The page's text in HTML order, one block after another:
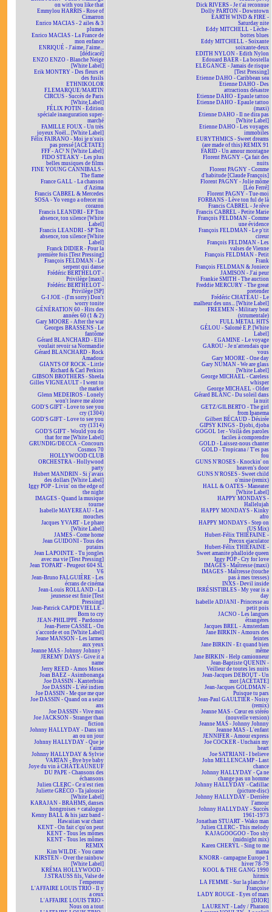
on with you like that
Emmylou HARRIS - Rose of
Cimarron
Enrico MACIAS - 2 ailes & 3
plumes
Enrico MACIAS - La France de
mon enfance
ENRIQUÉ - J'aime, J'aime...
[dédicacé]
ENZO ENZO - Blanche Neige
[White Label]
Erik MONTRY - Des fleurs et
des fusils
ETHNIKOLOR
F.LEMARQUE/MARTIN
CIRCUS - Succès de Paris
[White Label]
FÉLIX POTIN - Édition
spéciale inauguration super-
marché
FAMILLE FOUX - Un très
joyeux Noël... [White Label]
Félix FAIRANO - Moi je n'suis
pas pressé [ACÉTATE]
FFF - AC² N [White Label]
FIDO STEAKY - Les plus
belles musiques de films
FINE YOUNG CANNIBALS -
The flame
France GALL - La chanson
d'Azima
Francis CABREL & Mercedes
SOSA - Yo vengo a ofrecer mi
corazon
Francis LEANDRI - EP Ton
absence, ton silence [White
Label]
Francis LEANDRI - SP Ton
absence, ton silence [White
Label]
Franck DIDIER - Pour la
première fois [Test Pressing]
François FELDMAN - Le
serpent qui danse
Frédéric BERTHELOT -
Privilège [maxi]
Frédéric BERTHELOT -
Privilège [SP]
G-I JOE - (I'm sorry) Don't
worry tonite
GÉNÉRATION 60 - Hits des
années 60 (1 & 2)
Gary MOORE - After the war
Georges BRASSENS - Le
fantôme
Gérard BLANCHARD - Elle
voulait revoir sa Normandie
Gérard BLANCHARD - Rock
Amadour
GIANTS OF ROCK - Little
Richard & Carl Perkins
GIBSON BROTHERS - Sheela
Gilles VIGNEAULT - I went to
the market
Glenn MEDEIROS - Lonely
won't leave me alone
GOD'S GIFT - Love to see you
cry (1304)
GOD'S GIFT - Love to see you
cry (1314)
GOD'S GIFT - Would you do
that for me [White Label]
GRUNDIG/DECCA - Concours
Cosmos 70
HOLLYWOOD CLUB
ORCHESTRA - Hollywood
party
Hubert MANDRIN - Si j'avais
des dollars [White Label]
Iggy POP - Livin' on the edge of
the night
IMAGES - Quand la musique
tourne
Isabelle MAYEREAU - Les
mouches
Jacques YVART - Le phare
[White Label]
JAMES - Come home
Jean GUIDONI - Tous des
putains
Jean LAPOINTE - Tu jongles
avec ma vie [Test Pressing]
Jean TOPART - Peugeot 604 SL
V6
Jean-Bruno FALGUIÈRE - Les
écrans de cinéma
Jean-Louis ROLLAND - La
jeunesse est finie [Test
Pressing]
Jean-Patrick CAPDEVIELLE -
Born to cry
JEAN-PHILIPPE - Pardonne
Jean-Pierre CASSEL - On
s'accorde et on [White Label]
Jeane MANSON - Les larmes
aux yeux
Jeanne MAS - Johnny Johnny ²
JEREMY DAYS - Give it a
name
Jerry REED - Amos Moses
Joan BAEZ - Asimbonanga
Joe DASSIN - Kanterbräu
Joe DASSIN - L'été indien
Joe DASSIN - Me que me que
Joe DASSIN - Quand on a seize
ans
Joe DASSIN - Vive moi
Joe JACKSON - Stranger than
fiction
Johnny HALLYDAY - Dans un
an ou un jour
Johnny HALLYDAY - Que je
t'aime
Johnny HALLYDAY & Sylvie
VARTAN - Bye bye baby
Joye du vin à CHÂTEAUNEUF
DU PAPE - Chansons des
échansons
Julien CLERC - Ce n'est rien
Juliette GRÉCO - Ta jalousie
[White Label]
KARAJAN - BRAHMS, danses
hongroises + catalogue
Kenny BALL & his jazz band -
Hawaiian war chant
KENT - On fait c'qu'on peut
KENT - Tous les mômes
KENT - Tous les mômes
REMIX
Kim WILDE - You came
KIRSTEN - Over the rainbow
[White Label]
KRÉMA HOLLYWOOD -
J.STRAUSS fils, Valse de
l'empereur
L'AFFAIRE LOUIS TRIO - Il y
a ceux
L'AFFAIRE LOUIS TRIO -
Nous on a tout
Dick RIVERS - Je t'ai reconnue
Dolly PARTON - Downtown
EARTH WIND & FIRE -
Saturday nite
Eddy MITCHELL - Lèche-
bottes blues
Eddy MITCHELL - Soixante
soixante-deux
EDITH NYLON - Edith Nylon
Edouard BAER - La bostella
ELEGANCE - Jamais de risque
[Test Pressing]
Etienne DAHO - Caribbean sea
Etienne DAHO - Des
attractions désastre
Etienne DAHO - Epaule tattoo
Etienne DAHO - Epaule tattoo
(maxi)
Etienne DAHO - Il ne dira pas
[White Label]
Etienne DAHO - Les voyages
immobiles
EURYTHMICS - Sweet dreams
(are made of this) REMIX 91
FARID - Un amour montagne
Florent PAGNY - Ça fait des
nuits
Florent PAGNY - Comme
d'habitude [Claude François]
Florent PAGNY - Jolie môme
[Léo Ferré]
Florent PAGNY - Tue-moi
FORBANS - Lève ton ful de là
Francis CABREL - Je rêve
Francis CABREL - Petite Marie
François FELDMAN - Comme
une évidence
François FELDMAN - Le p'tit
cireur
François FELDMAN - Les
valses de Vienne
François FELDMAN - Petit
Frank
François FELDMAN & Joniece
JAMISON - J'ai peur
Frankie SMITH - The auction
Freddie MERCURY - The great
pretender
Frédéric CHATEAU - Le
malheur des uns... [White Label]
FREEMEN - Military beat
(strumentale)
FULL METAL HITS
GÉLOU - Salomé E.P. [White
Label]
GAMINE - Le voyage
GAROU - Je n'attendais que
vous
Gary MOORE - One day
Gary NUMAN - We are glass
[White Label]
George MICHAEL - Careless
whisper
George MICHAEL - Older
Gérard BLANC - Du soleil dans
la nuit
GETZ/GILBERTO - The girl
from Ipanema
Gilbert BÉCAUD - Désirée
GIPSY KINGS - Djobi, djoba
GOGOL 1er - Voilà des paroles
faciles à comprendre
GOLD - Laissez-nous chanter
GOLD - Tropicana / T'es pas
fou
GUNS N'ROSES - Knockin' on
heaven's door
GUNS N'ROSES - Sweet child
o'mine (remix)
HALL & OATES - Maneater
[White Label]
HAPPY MONDAYS -
Hallelujah
HAPPY MONDAYS - Kinky
afro
HAPPY MONDAYS - Step on
(US Mix)
Hubert-Félix THIÉFAINE -
Precox ejaculator
Hubert-Félix THIÉFAINE -
Sweet amanite phalloïde queen
Iggy POP - Cry for love
IMAGES - Maîtresse (maxi)
IMAGES - Maîtresse (touche
pas à mes tresses)
INXS - Devil inside
IRRÉSISTIBLES - My year is a
day
Isabelle ADJANI - Princesse au
petit pois
JACNO - Les langues
étrangères
Jacques BREL - Amsterdam
Jane BIRKIN - Amours des
feintes
Jane BIRKIN - Et quand bien
même
Jane BIRKIN - Help camionneur
Jean-Baptiste QUENIN -
Veilleur de toutes les nuits
Jean-Jacques DEBOUT - Un
mot [ACÉTATE]
Jean-Jacques GOLDMAN -
Puisque tu pars
Jean-Paul GAULTIER - Noisy
(remix)
Jeanne MAS - Cœur en stéréo
(nouvelle version)
Jeanne MAS - Johnny Johnny
Jeanne MAS - L'enfant
JENNIFER - Amour express
Joe COCKER - Unchain my
heart
Joe SATRIANI - I believe
John MELLENCAMP - Last
chance
Johnny HALLYDAY - Ça ne
change pas un homme
Johnny HALLYDAY - Cadillac
(picture-disc)
Johnny HALLYDAY - Derrière
l'amour
Johnny HALLYDAY - Succès
1961-1973
Jonathan STUART - Wako man
Julien CLERC - This melody
KAJAGOOGOO - Too shy
(midnight mix)
Karen CHERYL - Sing to me
mama
KNORR - campagne Europe 1
hiver 78-79
KOOL & THE GANG 1990
hitmix
LA FEMME - Sur la planche /
Françoise
LADY ROUGE - Eyes of mars
[DIOR]
LAURENT - Lady / Pharaon